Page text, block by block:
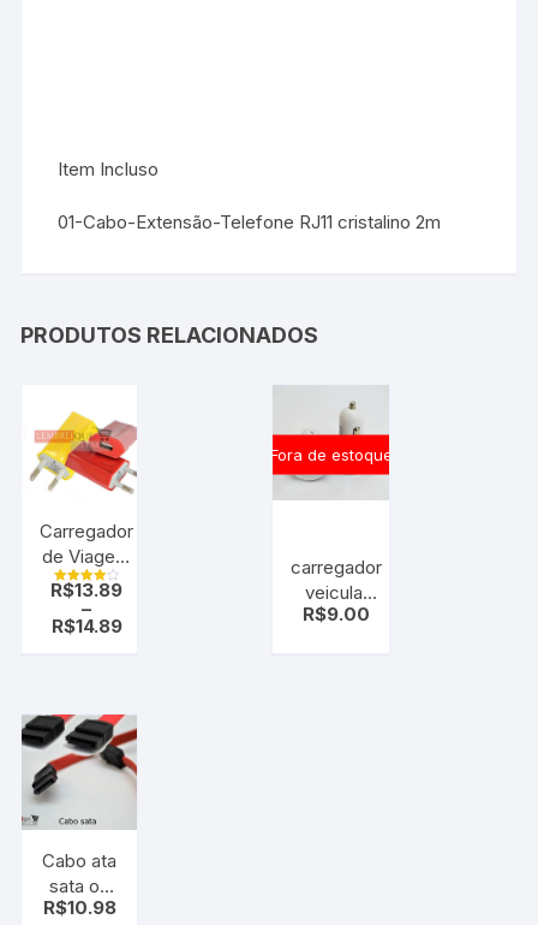
Item Incluso
01-Cabo-Extensão-Telefone RJ11 cristalino 2m
PRODUTOS RELACIONADOS
Carregador
de Viagem
USB , Para
todos
celulares
Avaliação
de 5
R$13.89
–
R$14.89
Fora de estoque
carregador
veicular
C/2 saida
R$9.00
Cabo ata
sata ou
s-ata P/
R$10.98